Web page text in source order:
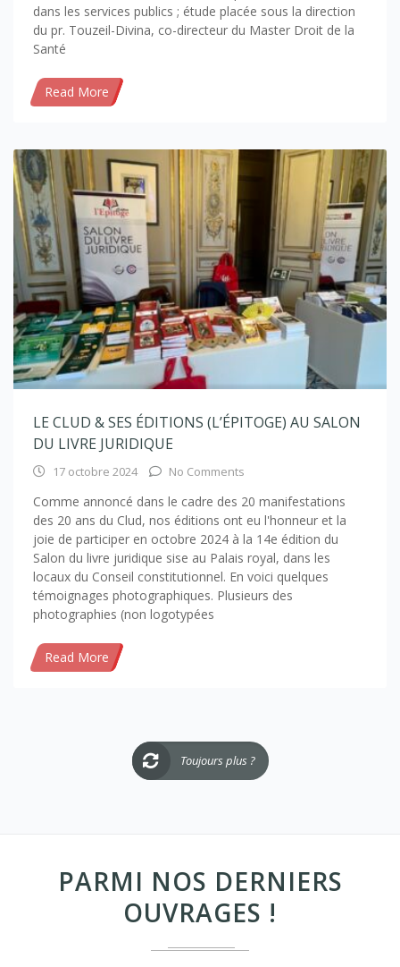
dans les services publics ; étude placée sous la direction
du pr. Touzeil-Divina, co-directeur du Master Droit de la
Santé
Read More
LE CLUD & SES ÉDITIONS (L’ÉPITOGE) AU SALON
DU LIVRE JURIDIQUE
17 octobre 2024 No Comments
Comme annoncé dans le cadre des 20 manifestations
des 20 ans du Clud, nos éditions ont eu l'honneur et la
joie de participer en octobre 2024 à la 14e édition du
Salon du livre juridique sise au Palais royal, dans les
locaux du Conseil constitutionnel. En voici quelques
témoignages photographiques. Plusieurs des
photographies (non logotypées
Read More
Toujours plus ?
PARMI NOS DERNIERS
OUVRAGES !